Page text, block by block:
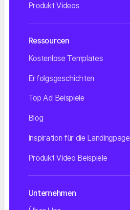
Produkt Videos
Ressourcen
Kostenlose Templates
Erfolgsgeschichten
Top Ad Beispiele
Blog
Inspiration für die Landingpage
Produkt Video Beispiele
Unternehmen